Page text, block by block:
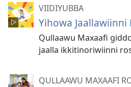
VIIDIYUBBA
Yihowa Jaallawiinni
Qullaawu Maxaafi
jaalla ikkitinoriwiinni
QULLAAWU MAXAAFI